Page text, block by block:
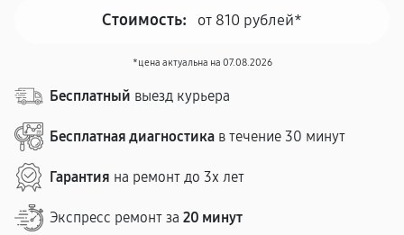
Стоимость: от 810 рублей*
*цена актуальна на 07.08.2026
Бесплатный выезд курьера
Бесплатная диагностика в течение 30 минут
Гарантия на ремонт до 3х лет
Экспресс ремонт за 20 минут